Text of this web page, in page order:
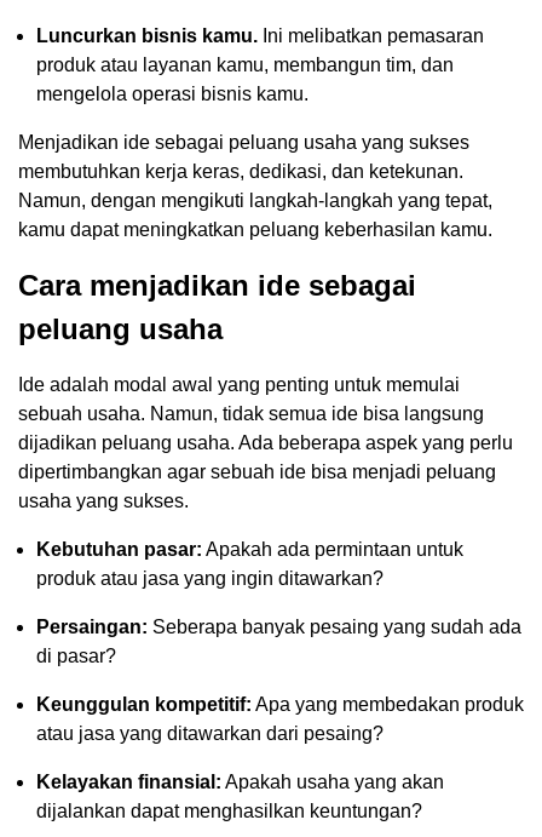
Luncurkan bisnis kamu. Ini melibatkan pemasaran
produk atau layanan kamu, membangun tim, dan
mengelola operasi bisnis kamu.
Menjadikan ide sebagai peluang usaha yang sukses
membutuhkan kerja keras, dedikasi, dan ketekunan.
Namun, dengan mengikuti langkah-langkah yang tepat,
kamu dapat meningkatkan peluang keberhasilan kamu.
Cara menjadikan ide sebagai
peluang usaha
Ide adalah modal awal yang penting untuk memulai
sebuah usaha. Namun, tidak semua ide bisa langsung
dijadikan peluang usaha. Ada beberapa aspek yang perlu
dipertimbangkan agar sebuah ide bisa menjadi peluang
usaha yang sukses.
Kebutuhan pasar: Apakah ada permintaan untuk
produk atau jasa yang ingin ditawarkan?
Persaingan: Seberapa banyak pesaing yang sudah ada
di pasar?
Keunggulan kompetitif: Apa yang membedakan produk
atau jasa yang ditawarkan dari pesaing?
Kelayakan finansial: Apakah usaha yang akan
dijalankan dapat menghasilkan keuntungan?